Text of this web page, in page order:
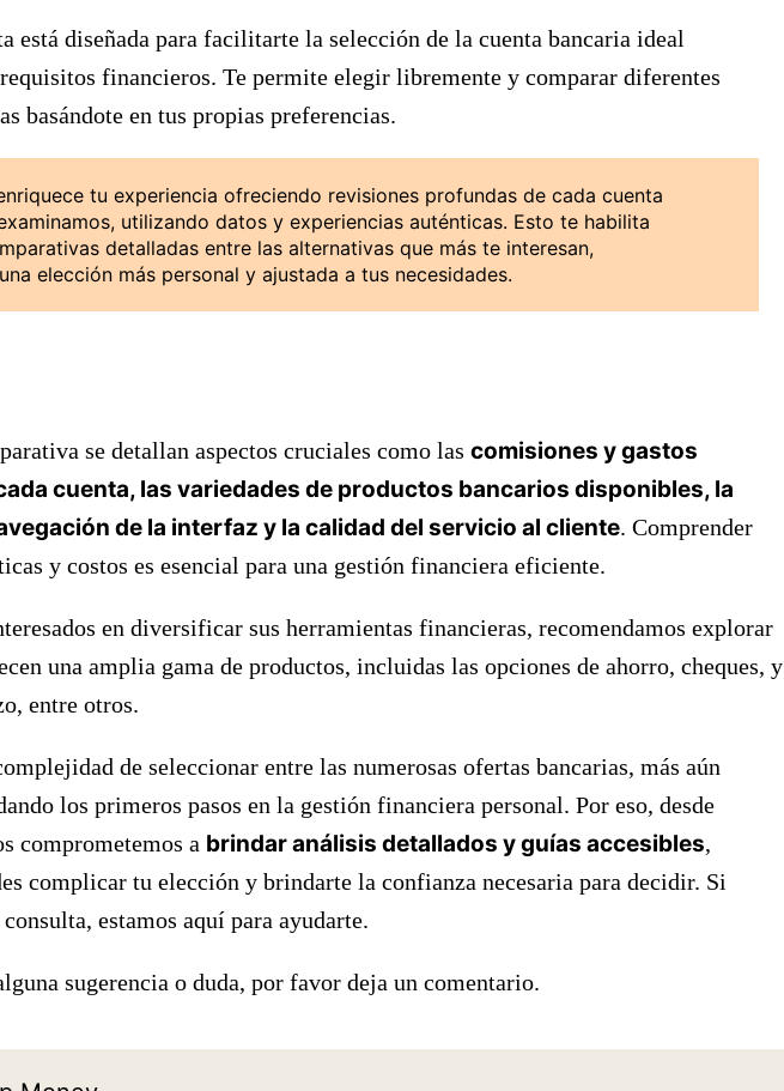
está diseñada para facilitarte la selección de la cuenta bancaria ideal
financieros. Te permite elegir libremente y comparar diferentes
basándote en tus propias preferencias.
tu experiencia ofreciendo revisiones profundas de cada cuenta
utilizando datos y experiencias auténticas. Esto te habilita
detalladas entre las alternativas que más te interesan,
elección más personal y ajustada a tus necesidades.
se detallan aspectos cruciales como las comisiones y gastos
cuenta, las variedades de productos bancarios disponibles, la
de la interfaz y la calidad del servicio al cliente. Comprender
y costos es esencial para una gestión financiera eficiente.
en diversificar sus herramientas financieras, recomendamos explorar
una amplia gama de productos, incluidas las opciones de ahorro, cheques, y
entre otros.
de seleccionar entre las numerosas ofertas bancarias, más aún
los primeros pasos en la gestión financiera personal. Por eso, desde
comprometemos a brindar análisis detallados y guías accesibles,
complicar tu elección y brindarte la confianza necesaria para decidir. Si
estamos aquí para ayudarte.
sugerencia o duda, por favor deja un comentario.